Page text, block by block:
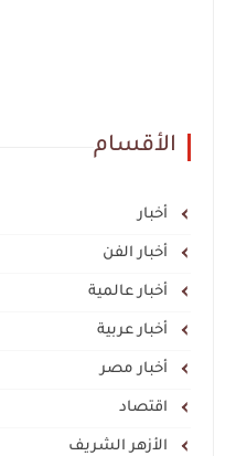
الأقسام
أخبار
أخبار الفن
أخبار عالمية
أخبار عربية
أخبار مصر
اقتصاد
الأزهر الشريف